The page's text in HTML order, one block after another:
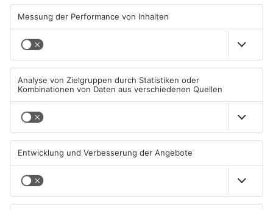
Schwimmbäder im
Primaveraland weisen teils
erhebliche Mängel auf
06.08.2026, 06:37 UHR IN
PRIMAVERALAND
Waldbrandgefahr im
Primaveraland bleibt
weiterhin sehr hoch
06.08.2026, 06:34 UHR IN